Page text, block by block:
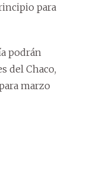
para
podrán
del Chaco,
marzo